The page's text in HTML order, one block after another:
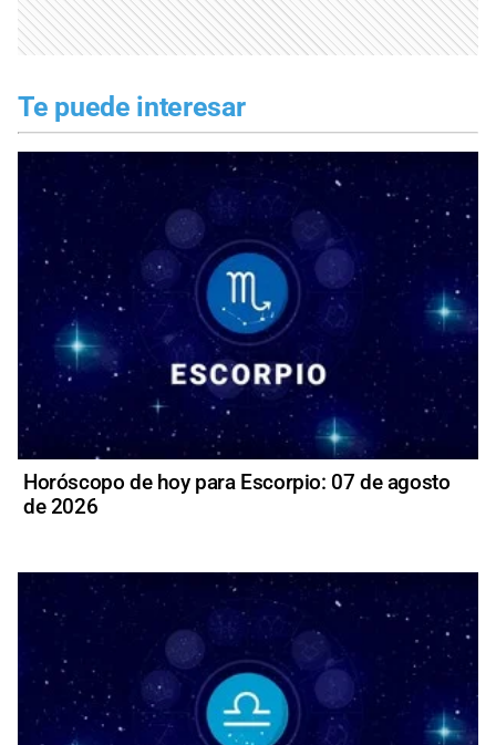
Te puede interesar
Horóscopo de hoy para Escorpio: 07 de agosto
de 2026